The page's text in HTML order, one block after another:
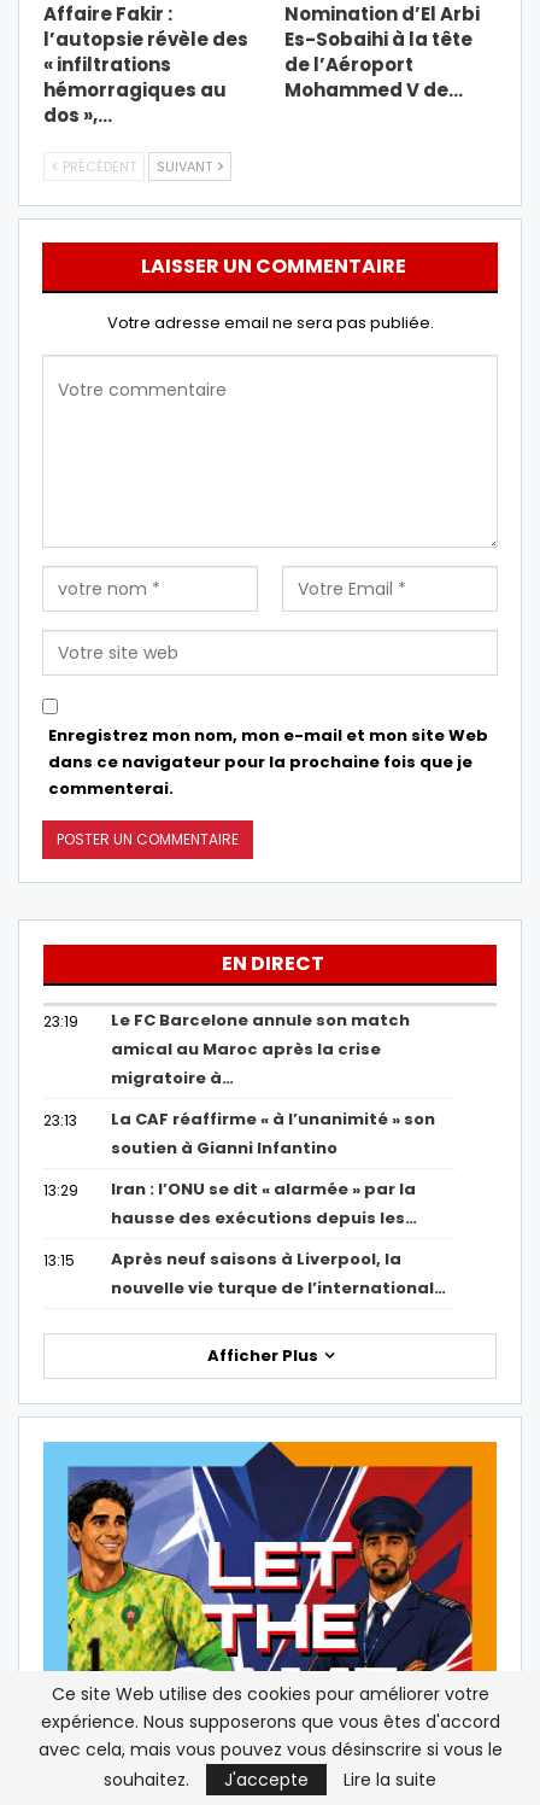
Affaire Fakir :
l’autopsie révèle des
« infiltrations
hémorragiques au
dos »,…
Nomination d’El Arbi
Es-Sobaihi à la tête
de l’Aéroport
Mohammed V de…
PRÉCÉDENT SUIVANT
LAISSER UN COMMENTAIRE
Votre adresse email ne sera pas publiée.
Enregistrez mon nom, mon e-mail et mon site Web
dans ce navigateur pour la prochaine fois que je
commenterai.
EN DIRECT
23:19
Le FC Barcelone annule son match
amical au Maroc après la crise
migratoire à…
23:13
La CAF réaffirme « à l’unanimité » son
soutien à Gianni Infantino
13:29
Iran : l’ONU se dit « alarmée » par la
hausse des exécutions depuis les…
13:15
Après neuf saisons à Liverpool, la
nouvelle vie turque de l’international…
Afficher Plus
Ce site Web utilise des cookies pour améliorer votre
expérience. Nous supposerons que vous êtes d'accord
avec cela, mais vous pouvez vous désinscrire si vous le
souhaitez.
J'accepte Lire la suite